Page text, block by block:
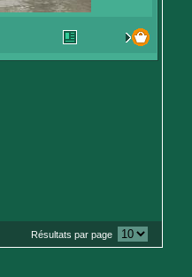
Résultats par page